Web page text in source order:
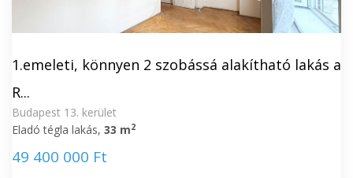
1.emeleti, könnyen 2 szobássá alakítható lakás a
R...
Budapest 13. kerület
Eladó tégla lakás, 33 m2
49 400 000 Ft